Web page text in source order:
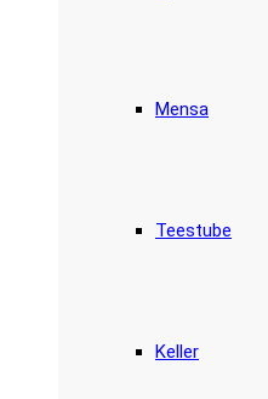
Mensa
Teestube
Keller